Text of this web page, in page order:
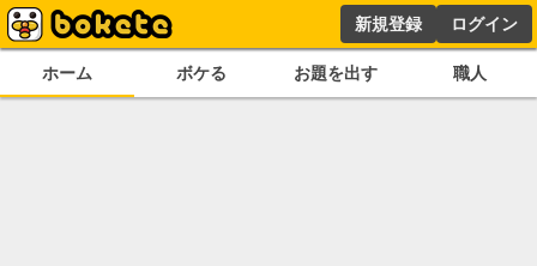
新規登録 ログイン
ホーム ボケる お題を出す 職人